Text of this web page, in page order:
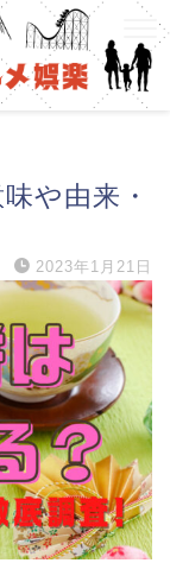
や由来・
2023年1月21日